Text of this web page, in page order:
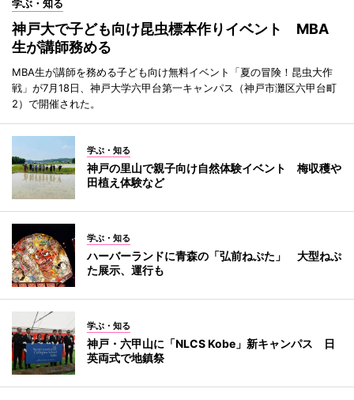
学ぶ・知る
神戸大で子ども向け昆虫標本作りイベント MBA
生が講師務める
MBA生が講師を務める子ども向け無料イベント「夏の冒険！昆虫大作
戦」が7月18日、神戸大学六甲台第一キャンパス（神戸市灘区六甲台町
2）で開催された。
学ぶ・知る
神戸の里山で親子向け自然体験イベント 梅収穫や
田植え体験など
学ぶ・知る
ハーバーランドに青森の「弘前ねぷた」 大型ねぷ
た展示、運行も
学ぶ・知る
神戸・六甲山に「NLCS Kobe」新キャンパス 日
英両式で地鎮祭